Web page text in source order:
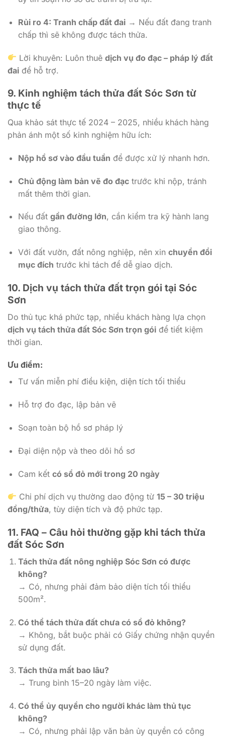
Rủi ro 4: Tranh chấp đất đai→ Nếu đất đang tranh
chấp thì sẽ không được tách thửa.
Lời khuyên: Luôn thuêdịch vụ đo đạc – pháp lý đất
đai để hỗ trợ.
9. Kinh nghiệm tách thửa đất Sóc Sơn từ
thực tế
Qua khảo sát thực tế 2024 – 2025, nhiều khách hàng
phản ánh một số kinh nghiệm hữu ích:
Nộp hồ sơ vào đầu tuần để được xử lý nhanh hơn.
Chủ động làm bản vẽ đo đạctrước khi nộp, tránh
mất thêm thời gian.
Nếu đất gần đường lớn, cần kiểm tra kỹ hành lang
giao thông.
Với đất vườn, đất nông nghiệp, nên xin chuyển đổi
mục đích trước khi tách để dễ giao dịch.
10. Dịch vụ tách thửa đất trọn gói tại Sóc
Sơn
Do thủ tục khá phức tạp, nhiều khách hàng lựa chọn
dịch vụ tách thửa đất Sóc Sơn trọn gói để tiết kiệm
thời gian.
Ưu điểm:
Tư vấn miễn phí điều kiện, diện tích tối thiểu
Hỗ trợ đo đạc, lập bản vẽ
Soạn toàn bộ hồ sơ pháp lý
Đại diện nộp và theo dõi hồ sơ
Cam kết có sổ đỏ mới trong 20 ngày
Chi phí dịch vụ thường dao động từ15 – 30 triệu
đồng/thửa, tùy diện tích và độ phức tạp.
11. FAQ – Câu hỏi thường gặp khi tách thửa
đất Sóc Sơn
Tách thửa đất nông nghiệp Sóc Sơn có được
không?
→ Có, nhưng phải đảm bảo diện tích tối thiểu
500m².
Có thể tách thửa đất chưa có sổ đỏ không?
→ Không, bắt buộc phải có Giấy chứng nhận quyền
sử dụng đất.
Tách thửa mất bao lâu?
→ Trung bình 15–20 ngày làm việc.
Có thể ủy quyền cho người khác làm thủ tục
không?
→ Có, nhưng phải lập văn bản ủy quyền có công